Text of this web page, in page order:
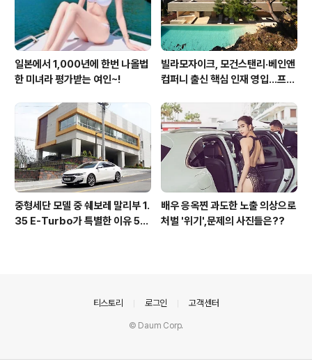
일본에서 1,000년에 한번 나올법
한 미녀라 평가받는 여인~!
빌라모자이크, 모건스탠리·베인앤
컴퍼니 출신 핵심 인재 영입…프리
중형세단 모델 중 쉐보레 말리부 1.
35 E-Turbo가 특별한 이유 5가
배우 응옥찐 과도한 노출 의상으로
처벌 '위기',문제의 사진들은??
티스토리 로그인 고객센터
© Daum Corp.